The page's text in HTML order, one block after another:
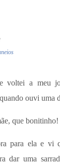
e voltei a meu
ouvi uma
que
para ela e vi
dar uma